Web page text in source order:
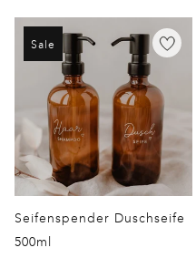
Sale
Seifenspender Duschseife
500ml